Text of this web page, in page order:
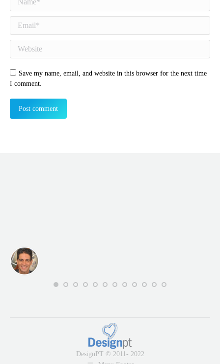
Save my name, email, and website in this browser for the next time
I comment.
Post comment
DesignPT © 2011- 2022